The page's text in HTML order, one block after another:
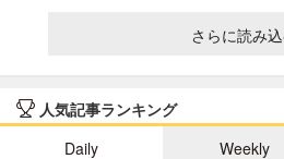
さらに読み
人気記事ランキング
Daily
Weekly